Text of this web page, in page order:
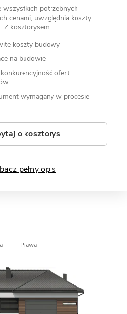
wszystkich potrzebnych
cenami, uwzględnia koszty
Z kosztorysem:
koszty budowy
na budowie
ofert
wymagany w procesie
o kosztorys
pełny opis
Prawa